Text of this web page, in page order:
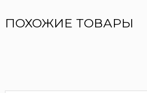
ПОХОЖИЕ ТОВАРЫ